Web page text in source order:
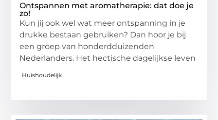
Ontspannen met aromatherapie: dat doe je
zo!
Kun jij ook wel wat meer ontspanning in je
drukke bestaan gebruiken? Dan hoor je bij
een groep van honderdduizenden
Nederlanders. Het hectische dagelijkse leven
Huishoudelijk